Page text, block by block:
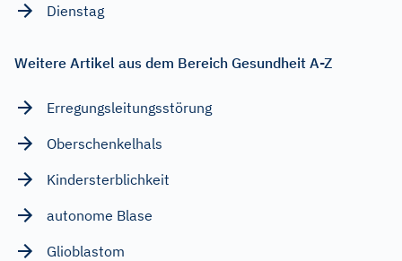
Dienstag
Weitere Artikel aus dem Bereich Gesundheit A-Z
Erregungsleitungsstörung
Oberschenkelhals
Kindersterblichkeit
autonome Blase
Glioblastom